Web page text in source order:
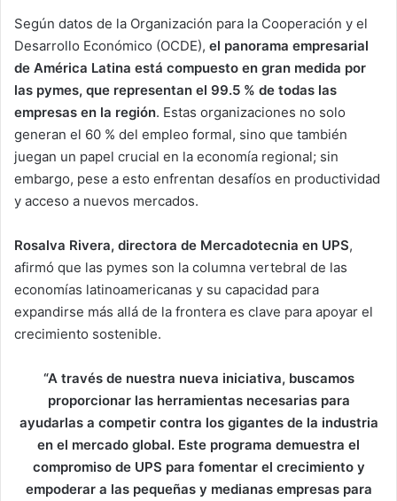
Según datos de la Organización para la Cooperación y el
Desarrollo Económico (OCDE), el panorama empresarial
de América Latina está compuesto en gran medida por
las pymes, que representan el 99.5 % de todas las
empresas en la región. Estas organizaciones no solo
generan el 60 % del empleo formal, sino que también
juegan un papel crucial en la economía regional; sin
embargo, pese a esto enfrentan desafíos en productividad
y acceso a nuevos mercados.
Rosalva Rivera, directora de Mercadotecnia en UPS,
afirmó que las pymes son la columna vertebral de las
economías latinoamericanas y su capacidad para
expandirse más allá de la frontera es clave para apoyar el
crecimiento sostenible.
“A través de nuestra nueva iniciativa, buscamos
proporcionar las herramientas necesarias para
ayudarlas a competir contra los gigantes de la industria
en el mercado global. Este programa demuestra el
compromiso de UPS para fomentar el crecimiento y
empoderar a las pequeñas y medianas empresas para